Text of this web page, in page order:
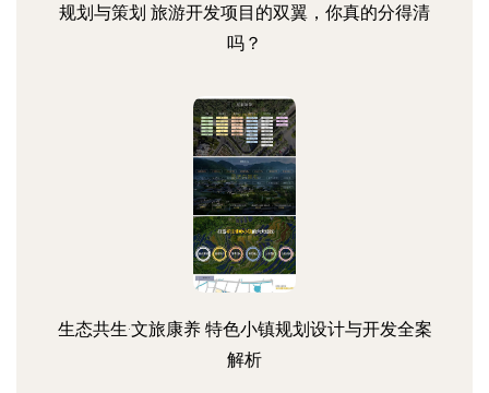
规划与策划 旅游开发项目的双翼，你真的分得清
吗？
生态共生·文旅康养 特色小镇规划设计与开发全案
解析